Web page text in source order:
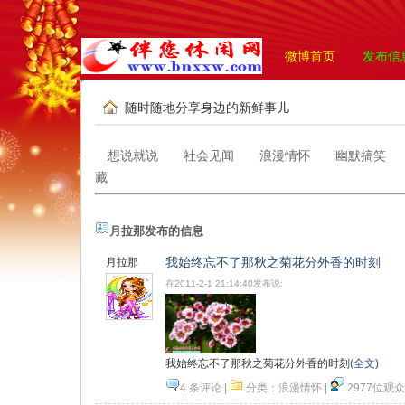
微博首页 发布信
随时随地分享身边的新鲜事儿
想说就说 社会见闻 浪漫情怀
幽默搞笑
藏
月拉那发布的信息
月拉那 我始终忘不了那秋之菊花分外香的时刻
在2011-2-1 21:14:40发布说:
我始终忘不了那秋之菊花分外香的时刻 (全文)
4 条评论
分类： 浪漫情怀
2977位观众